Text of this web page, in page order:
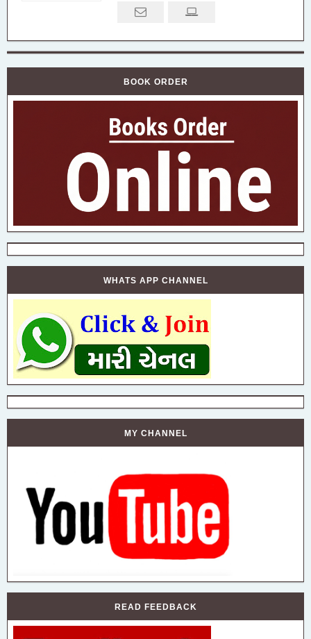
BOOK ORDER
WHATS APP CHANNEL
MY CHANNEL
READ FEEDBACK